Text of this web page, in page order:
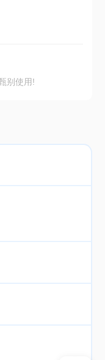
别使用!